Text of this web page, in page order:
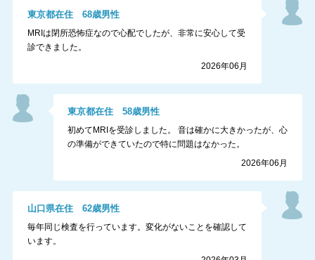
東京都在住 68歳男性
MRIは閉所恐怖症なので心配でしたが、非常に安心して受
診できました。
2026年06月
東京都在住58歳男性
初めてMRIを受診しました。 音は確かに大きかったが、心
の準備ができていたので特に問題はなかった。
2026年06月
山口県在住 62歳男性
毎年同じ検査を行っています。変化がないことを確認して
います。